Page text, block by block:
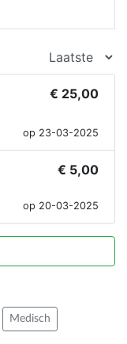
€ 25,00
op 23-03-2025
€ 5,00
op 20-03-2025
Medisch